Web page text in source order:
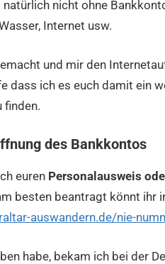
nicht ohne
Internet usw.
und mir den
dass ich es euch damit ein
finden.
des Bankkontos
euren Personalausweis
besten beantragt könnt ihr
auswandern.de/nie-
habe, bekam ich bei der